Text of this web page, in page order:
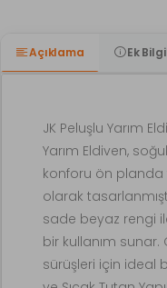
Açıklama Ek
JK Peluşlu Yarım
Yarım Eldiven,
konforu ön planda
olarak
sade beyaz rengi
bir kullanım
sürüşleri için ideal